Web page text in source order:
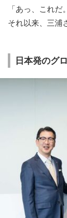
「あっ、これ
それ以来、三浦
日本発のグ